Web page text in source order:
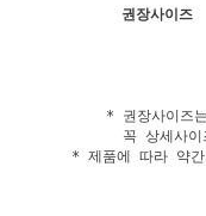
권장사이
* 권장사이즈
* 제품에 따라 약